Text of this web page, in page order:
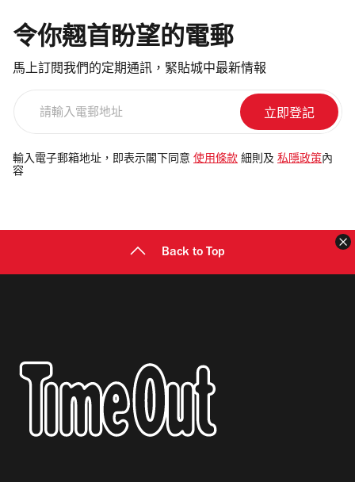
令你翹首盼望的電郵
馬上訂閱我們的定期通訊，緊貼城中最新情報
電
郵
輸入電子郵箱地址，即表示閣下同意 使用條款 細則及 私隱政策 內
容
Back to Top